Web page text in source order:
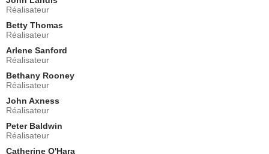
Kathleen
- 1 Episode :
Sean Masterson
Carter
- 1 Episode :3
Mimi Craven
Monica
- 1 Episode :
Julie Payne
Margaret Tittlewood
- 1 Episode :5
Réalisateur
Betty Thomas
Réalisateur
Arlene Sanford
Réalisateur
Bethany Rooney
Réalisateur
John Axness
Réalisateur
Peter Baldwin
Réalisateur
Catherine O'Hara